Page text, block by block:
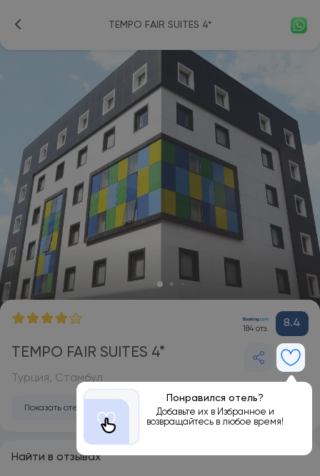
TEMPO FAIR SUITES 4*
184 отз. 8.4
TEMPO FAIR SUITES 4*
Понравился отель?
Добавьте их в Избранное и
возвращайтесь в любое время!
Турция, Стамбул
Показать отель на карте
Найти в отзывах